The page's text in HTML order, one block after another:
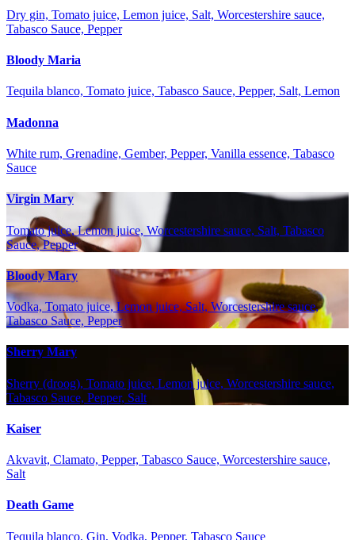
Dry gin, Tomato juice, Lemon juice, Salt, Worcestershire sauce,
Tabasco Sauce, Pepper
Bloody Maria
Tequila blanco, Tomato juice, Tabasco Sauce, Pepper, Salt, Lemon
Madonna
White rum, Grenadine, Gember, Pepper, Vanilla essence, Tabasco
Sauce
Virgin Mary
Tomato juice, Lemon juice, Worcestershire sauce, Salt, Tabasco
Sauce, Pepper
Bloody Mary
Vodka, Tomato juice, Lemon juice, Salt, Worcestershire sauce,
Tabasco Sauce, Pepper
Sherry Mary
Sherry (droog), Tomato juice, Lemon juice, Worcestershire sauce,
Tabasco Sauce, Pepper, Salt
Kaiser
Akvavit, Clamato, Pepper, Tabasco Sauce, Worcestershire sauce,
Salt
Death Game
Tequila blanco, Gin, Vodka, Pepper, Tabasco Sauce